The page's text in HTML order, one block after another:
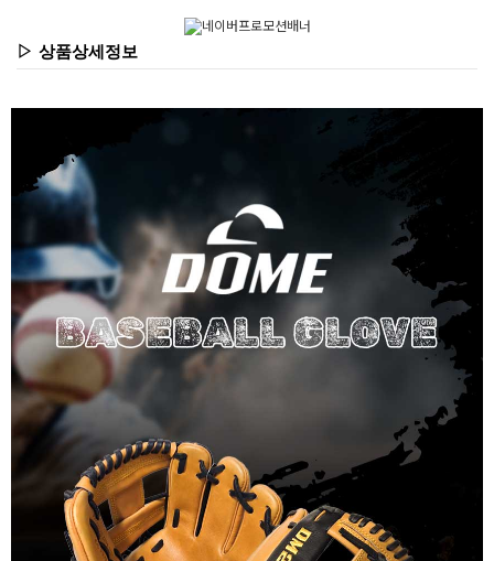
▷ 상품상세정보